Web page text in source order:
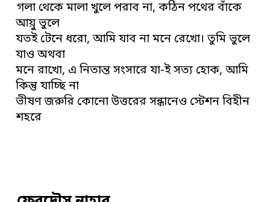
গলা থেকে মালা খুলে পরাব না, কঠিন পথের বাঁকে
আয়ু ভুলে
যতই টেনে ধরো, আমি যাব না মনে রেখো। তুমি ভুলে
যাও অথবা
মনে রাখো, এ নিতান্ত সংসারে যা-ই সত্য হোক, আমি
কিন্তু যাচ্ছি না
ভীষণ জরুরি কোনো উত্তরের সন্ধানেও স্টেশন বিহীন
শহরে